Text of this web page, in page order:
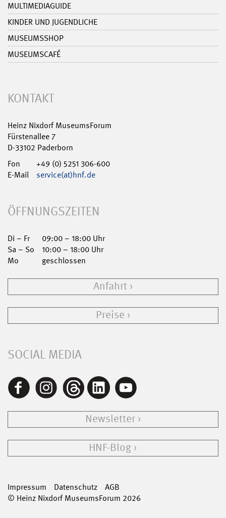
MULTIMEDIAGUIDE
KINDER UND JUGENDLICHE
MUSEUMSSHOP
MUSEUMSCAFÉ
KONTAKT
Heinz Nixdorf MuseumsForum
Fürstenallee 7
D-33102 Paderborn
Fon
+49 (0) 5251 306-600
E-Mail
service(at)hnf.de
ÖFFNUNGSZEITEN
Di – Fr
09:00 – 18:00 Uhr
Sa – So
10:00 – 18:00 Uhr
Mo
geschlossen
Anfahrt
Preise
SOCIAL MEDIA
Newsletter
HNF-Blog
Impressum Datenschutz
AGB
© Heinz Nixdorf MuseumsForum 2026